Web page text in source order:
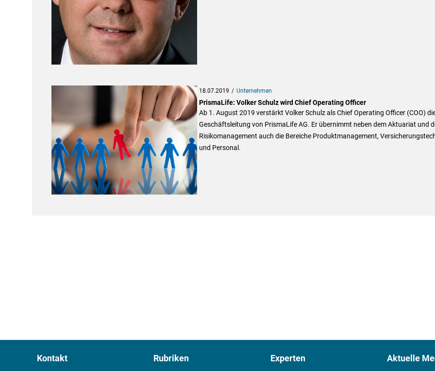
18.07.2019 Unternehmen
PrismaLife: Volker Schulz wird Chief Operating Officer
Ab 1. August 2019 verstärkt Volker Schulz als Chief Operating Officer (COO)
Geschäftsleitung von PrismaLife AG. Er übernimmt neben dem Aktuariat und
Risikomanagement auch die Bereiche Produktmanagement,
und Personal.
Kontakt Rubriken Experten Aktuelle